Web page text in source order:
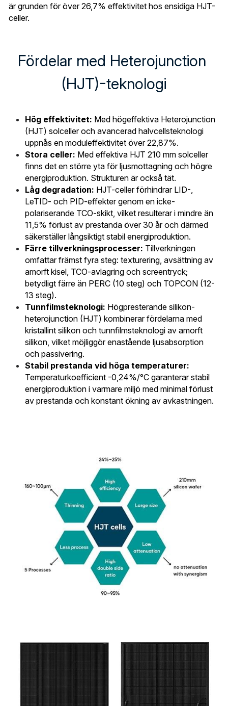
är grunden för över 26,7% effektivitet hos ensidiga HJT-
celler.
Fördelar med Heterojunction
(HJT)-teknologi
Hög effektivitet: Med högeffektiva Heterojunction
(HJT) solceller och avancerad halvcellsteknologi
uppnås en moduleffektivitet över 22,87%.
Stora celler: Med effektiva HJT 210 mm solceller
finns det en större yta för ljusmottagning och högre
energiproduktion. Strukturen är också tät.
Låg degradation: HJT-celler förhindrar LID-,
LeTID- och PID-effekter genom en icke-
polariserande TCO-skikt, vilket resulterar i mindre än
11,5% förlust av prestanda över 30 år och därmed
säkerställer långsiktigt stabil energiproduktion.
Färre tillverkningsprocesser: Tillverkningen
omfattar främst fyra steg: texturering, avsättning av
amorft kisel, TCO-avlagring och screentryck;
betydligt färre än PERC (10 steg) och TOPCON (12-
13 steg).
Tunnfilmsteknologi: Högpresterande silikon-
heterojunction (HJT) kombinerar fördelarna med
kristallint silikon och tunnfilmsteknologi av amorft
silikon, vilket möjliggör enastående ljusabsorption
och passivering.
Stabil prestanda vid höga temperaturer:
Temperaturkoefficient -0,24%/°C garanterar stabil
energiproduktion i varmare miljö med minimal förlust
av prestanda och konstant ökning av avkastningen.